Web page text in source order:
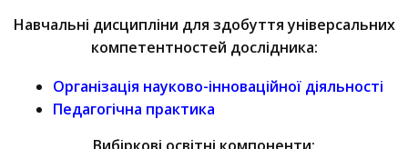
Навчальні дисципліни для здобуття універсальних
компетентностей дослідника:
Організація науково-інноваційної діяльності
Педагогічна практика